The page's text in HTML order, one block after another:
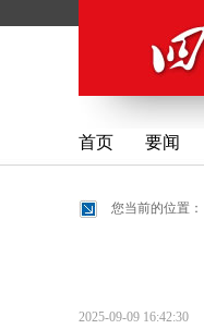
首页 要闻
您当前的位置：
2025-09-09 16:42:30